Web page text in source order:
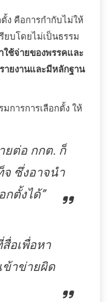
ง คือการกำกับไม่ให้
ยบโดยไม่เป็นธรรม
ใช้จ่ายของพรรคและ
ายงานและมีหลักฐาน
การการเลือกตั้ง ให้
ยต่อ กกต. ก็
จ ซึ่งอาจนำ
กตั้งได้”
อเพื่อหา
ข้าข่ายผิด